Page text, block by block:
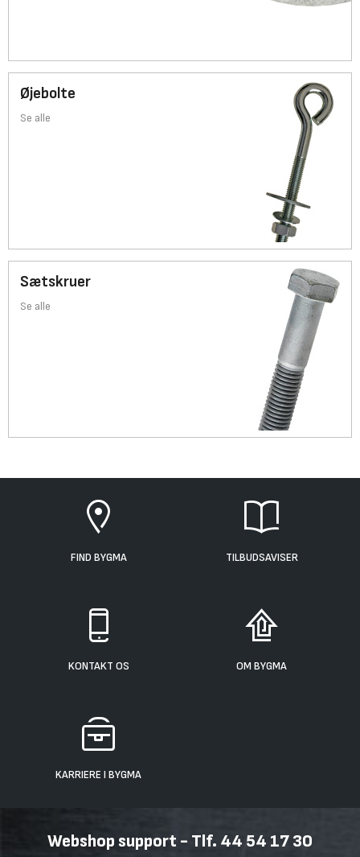
Øjebolte
Se alle
Sætskruer
Se alle
FIND BYGMA TILBUDSAVISER
KONTAKT OS OM BYGMA
KARRIERE I BYGMA
Webshop support - Tlf. 44 54 17 30